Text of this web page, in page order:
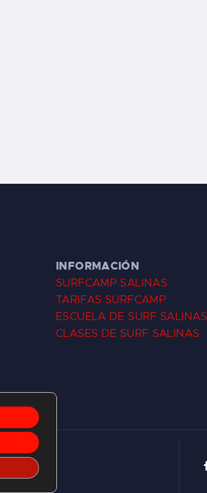
INFORMACIÓN
SURFCAMP SALINAS
TARIFAS SURFCAMP
ESCUELA DE SURF SALINAS
CLASES DE SURF SALINAS